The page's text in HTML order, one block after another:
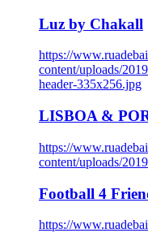
Luz by Chakall
https://
content/uploads/
header-335x256.jpg
LISBOA &
https://
content/uploads/
Football 4
https://